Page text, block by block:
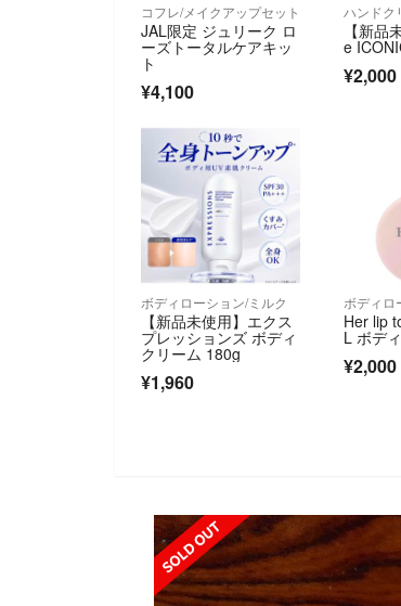
コフレ/メイクアップセット
JAL限定 ジュリーク ロ
ーズトータルケアキッ
ト
¥4,100
ハンドク
【新品
e
¥2,000
ボディローション/ミルク
【新品未使用】エクス
プレッションズ ボディ
クリーム 180g
¥1,960
ボディロ
Her lip
L ボデ
¥2,000
SOLD OUT